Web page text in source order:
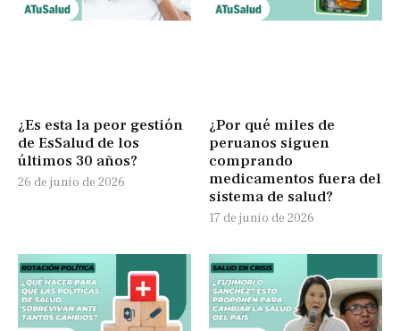
¿Es esta la peor gestión
de EsSalud de los
últimos 30 años?
26 de junio de 2026
¿Por qué miles de
peruanos siguen
comprando
medicamentos fuera del
sistema de salud?
17 de junio de 2026